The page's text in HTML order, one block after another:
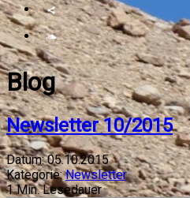
Blog
Newsletter 10/2015
Datum: 05.10.2015
Kategorie: Newsletter
1Min. Lesedauer